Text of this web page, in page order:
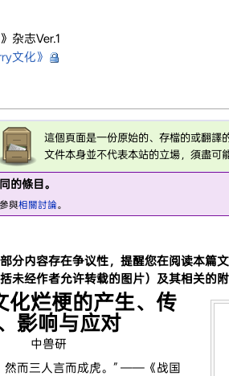
杂志Ver.1
文化》
這個頁面是一份原始的、存檔的或翻譯
文件本身並不代表本站的立場，須盡可
的條目。
與相關討論。
部分内容存在争议性，提醒您在阅读本篇
未经作者允许转载的图片）及其相关的附
化烂梗的产生、传
影响与应对
中兽研
然而三人言而成虎。” ——《战国